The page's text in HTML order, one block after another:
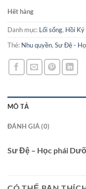
Hết hàng
Danh mục: Lối sống, Hồi
Thẻ: Nhu quyền, Sư Đệ -
MÔ TẢ
ĐÁNH GIÁ (0)
Sư Đệ – Học phái